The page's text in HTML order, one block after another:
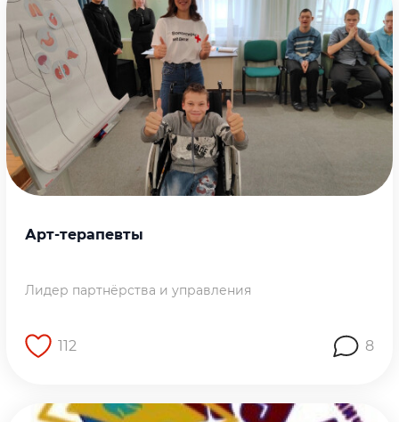
Арт-терапевты
Лидер партнёрства и управления
112 8